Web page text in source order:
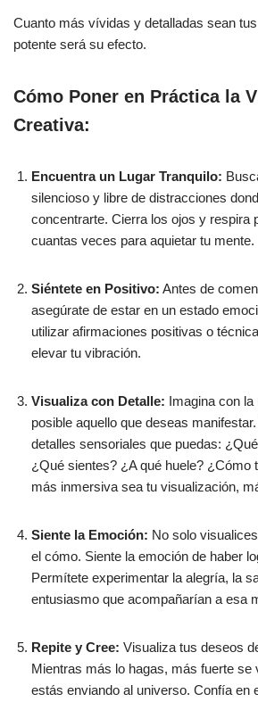
Cuanto más vívidas y detalladas sean
potente será su efecto.
Cómo Poner en Práctica la
Creativa:
Encuentra un Lugar Tranquilo:
silencioso y libre de distracciones
concentrarte. Cierra los ojos y respira
cuantas veces para aquietar tu mente.
Siéntete en Positivo: Antes de
asegúrate de estar en un estado
utilizar afirmaciones positivas o
elevar tu vibración.
Visualiza con Detalle: Imagina con
posible aquello que deseas
detalles sensoriales que puedas:
¿Qué sientes? ¿A qué huele? ¿Cómo
más inmersiva sea tu visualización,
Siente la Emoción: No solo
el cómo. Siente la emoción de haber
Permítete experimentar la alegría, la
entusiasmo que acompañarían a esa
Repite y Cree: Visualiza tus deseos
Mientras más lo hagas, más fuerte se
estás enviando al universo. Confía en